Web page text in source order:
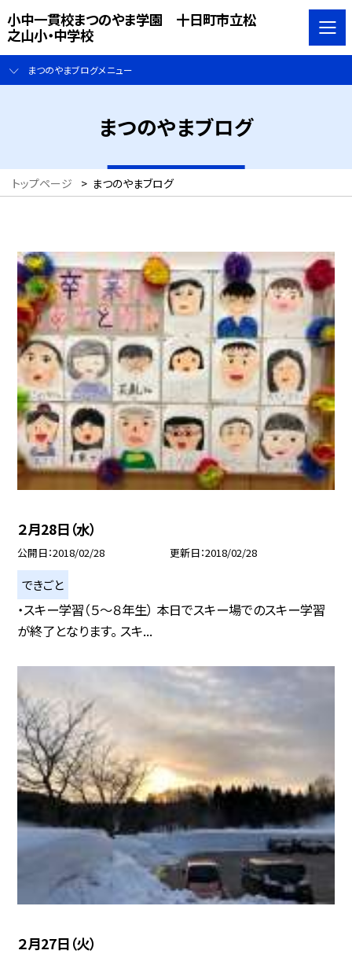
小中一貫校まつのやま学園 十日町市立松
之山小・中学校
まつのやまブログメニュー
まつのやまブログ
トップページ > まつのやまブログ
２月28日（水）
公開日 2018/02/28 更新日 2018/02/28
できごと
・スキー学習（５〜８年生） 本日でスキー場でのスキー学習
が終了となります。 スキ...
２月27日（火）